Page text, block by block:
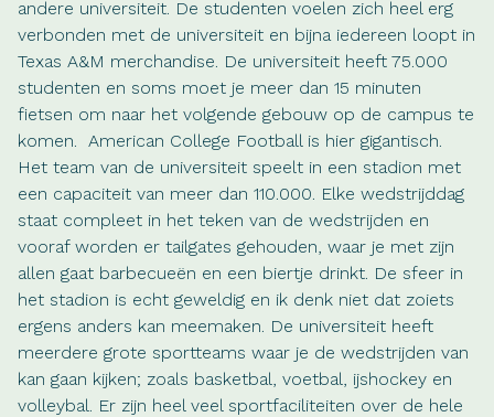
andere universiteit. De studenten voelen zich heel erg
verbonden met de universiteit en bijna iedereen loopt in
Texas A&M merchandise. De universiteit heeft 75.000
studenten en soms moet je meer dan 15 minuten
fietsen om naar het volgende gebouw op de campus te
komen. American College Football is hier gigantisch.
Het team van de universiteit speelt in een stadion met
een capaciteit van meer dan 110.000. Elke wedstrijddag
staat compleet in het teken van de wedstrijden en
vooraf worden er tailgates gehouden, waar je met zijn
allen gaat barbecueën en een biertje drinkt. De sfeer in
het stadion is echt geweldig en ik denk niet dat zoiets
ergens anders kan meemaken. De universiteit heeft
meerdere grote sportteams waar je de wedstrijden van
kan gaan kijken; zoals basketbal, voetbal, ijshockey en
volleybal. Er zijn heel veel sportfaciliteiten over de hele